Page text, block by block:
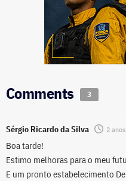
Comments 3
Sérgio Ricardo da Silva 2
Boa tarde!
Estimo melhoras para o meu
E um pronto estabelecimento